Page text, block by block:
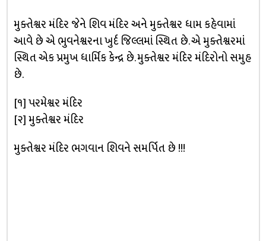
મુક્તેશ્વર મંદિર જેને શિવ મંદિર અને મુક્તેશ્વર ધામ કહેવામાં
આવે છે એ ભુવનેશ્વરના ખુર્દ જિલ્લમાં સ્થિત છે. એ મુક્તેશ્વરમાં
સ્થિત એક પ્રમુખ ધાર્મિક કેન્દ્ર છે. મુક્તેશ્વર મંદિર મંદિરોનો સમુહ
છે.
[૧] પરમેશ્વર મંદિર
[૨] મુક્તેશ્વર મંદિર
મુક્તેશ્વર મંદિર ભગવાન શિવને સમર્પિત છે !!!